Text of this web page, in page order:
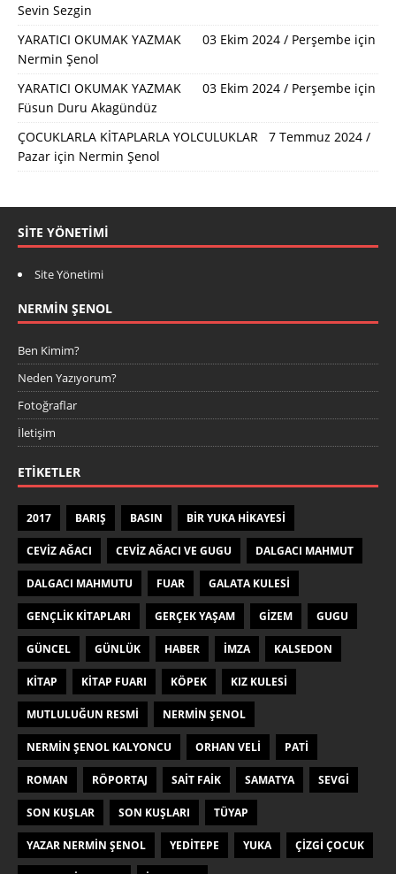
Sevin Sezgin
YARATICI OKUMAK YAZMAK 03 Ekim 2024 / Perşembe için
Nermin Şenol
YARATICI OKUMAK YAZMAK 03 Ekim 2024 / Perşembe için
Füsun Duru Akagündüz
ÇOCUKLARLA KİTAPLARLA YOLCULUKLAR 7 Temmuz 2024 /
Pazar için Nermin Şenol
SITE YÖNETIMI
Site Yönetimi
NERMIN ŞENOL
Ben Kimim?
Neden Yazıyorum?
Fotoğraflar
İletişim
ETIKETLER
2017 BARIŞ BASIN BIR YUKA HIKAYESI
CEVIZ AĞACI CEVIZ AĞACI VE GUGU DALGACI MAHMUT
DALGACI MAHMUTU FUAR GALATA KULESI
GENÇLIK KITAPLARI GERÇEK YAŞAM GIZEM GUGU
GÜNCEL GÜNLÜK HABER IMZA KALSEDON
KITAP KITAP FUARI KÖPEK KIZ KULESI
MUTLULUĞUN RESMI NERMIN ŞENOL
NERMIN ŞENOL KALYONCU ORHAN VELI PATI
ROMAN RÖPORTAJ SAIT FAIK SAMATYA SEVGI
SON KUŞLAR SON KUŞLARI TÜYAP
YAZAR NERMIN ŞENOL YEDITEPE YUKA ÇIZGI ÇOCUK